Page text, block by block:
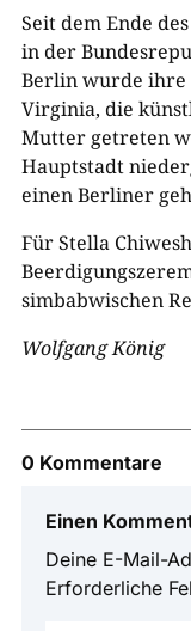
Seit dem Ende
in der
Berlin wurde ihre
Virginia, die
Mutter getreten
Hauptstadt
einen Berliner
Für Stella
simbabwischen
Wolfgang König
0 Kommentare
Einen
Deine E-Mail-
Erforderliche